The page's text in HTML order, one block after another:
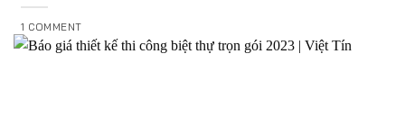
1 COMMENT